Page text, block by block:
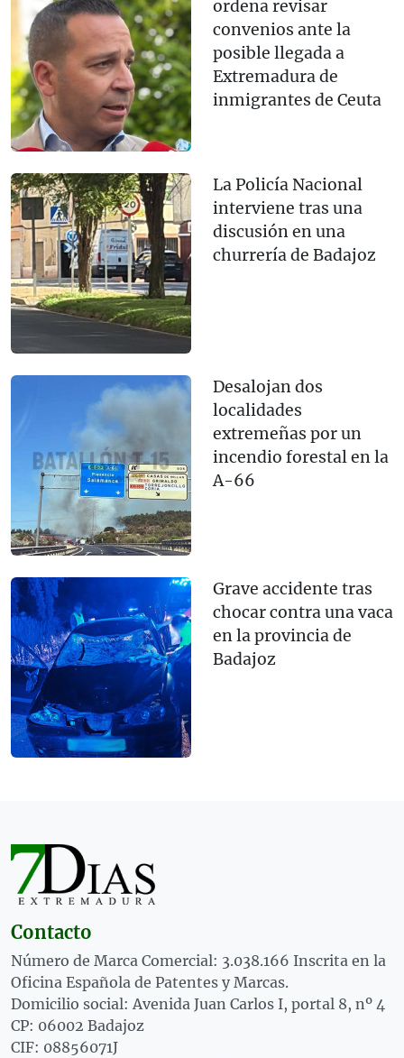
ordena revisar
convenios ante la
posible llegada a
Extremadura de
inmigrantes de Ceuta
La Policía Nacional
interviene tras una
discusión en una
churrería de Badajoz
Desalojan dos
localidades
extremeñas por un
incendio forestal en la
A-66
Grave accidente tras
chocar contra una vaca
en la provincia de
Badajoz
Contacto
Número de Marca Comercial: 3.038.166 Inscrita en la
Oficina Española de Patentes y Marcas.
Domicilio social: Avenida Juan Carlos I, portal 8, nº 4
CP: 06002 Badajoz
CIF: 08856071J